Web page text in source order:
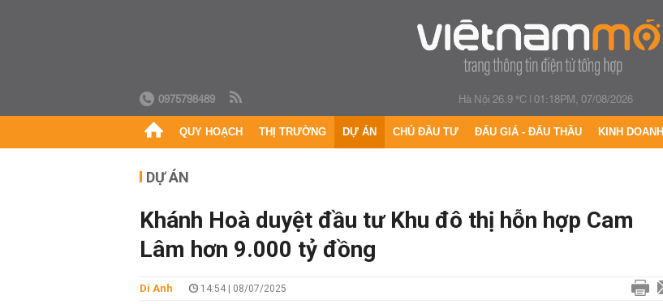
0975798489 Hà Nội 26.9 °C|01:18PM, 07/08/2026
QUY HOẠCH THỊ TRƯỜNG DỰ ÁN CHỦ ĐẦU TƯ ĐẤU GIÁ - ĐẤU THẦU KINH DOANH
DỰ ÁN
Khánh Hoà duyệt đầu tư Khu đô thị hỗn hợp Cam
Lâm hơn 9.000 tỷ đồng
Di Anh 14:54 | 08/07/2025